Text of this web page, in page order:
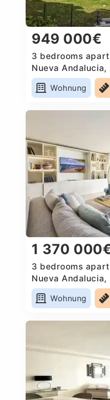
949 000€
3 bedrooms
Nueva Andalucia,
Wohnung
1 370
3 bedrooms
Nueva Andalucia,
Wohnung